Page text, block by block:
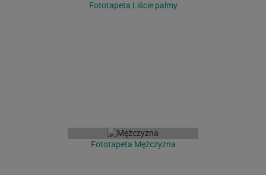
Fototapeta Liście palmy
Fototapeta Mężczyzna